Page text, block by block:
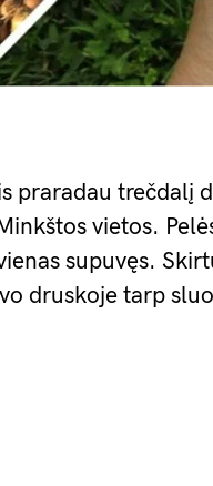
praradau
vietos.
supuvęs.
druskoje tarp